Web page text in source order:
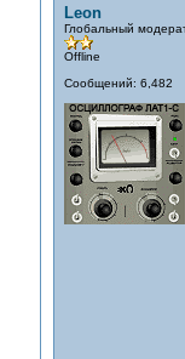
Leon
Глобальный
Offline
Сообщений: 6,482